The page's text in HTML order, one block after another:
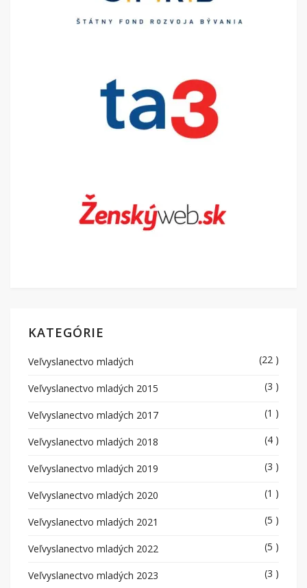
KATEGÓRIE
Veľvyslanectvo mladých (22 )
Veľvyslanectvo mladých 2015 (3 )
Veľvyslanectvo mladých 2017 (1 )
Veľvyslanectvo mladých 2018 (4 )
Veľvyslanectvo mladých 2019 (3 )
Veľvyslanectvo mladých 2020 (1 )
Veľvyslanectvo mladých 2021 (5 )
Veľvyslanectvo mladých 2022 (5 )
Veľvyslanectvo mladých 2023 (3 )